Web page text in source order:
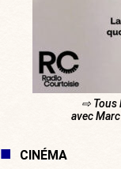
⇨ Tous
avec
CINÉMA